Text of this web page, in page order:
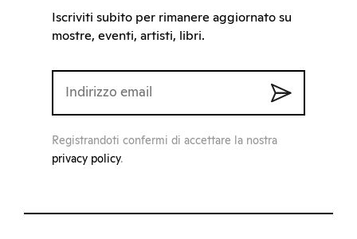
Iscriviti subito per rimanere aggiornato su
mostre, eventi, artisti, libri.
Registrandoti confermi di accettare la nostra
privacy policy.